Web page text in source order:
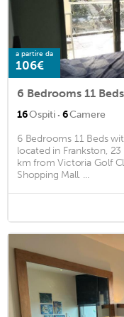
a partire da
106€
16Ospiti · 6Camere
6 Bedrooms 11 Beds
located in Frankston,
km from Victoria Golf
Shopping Mall. ...